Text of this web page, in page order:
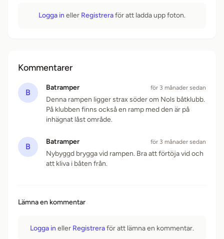
Logga in eller Registreraför att ladda upp foton.
Kommentarer
B
Batramper för 3 månader sedan
Denna rampen ligger strax söder om Nols båtklubb.
På klubben finns också en ramp med den är på
inhägnat låst område.
B
Batramper för 3 månader sedan
Nybyggd brygga vid rampen. Bra att förtöja vid och
att kliva i båten från.
Lämna en kommentar
Logga in eller Registreraför att lämna en kommentar.